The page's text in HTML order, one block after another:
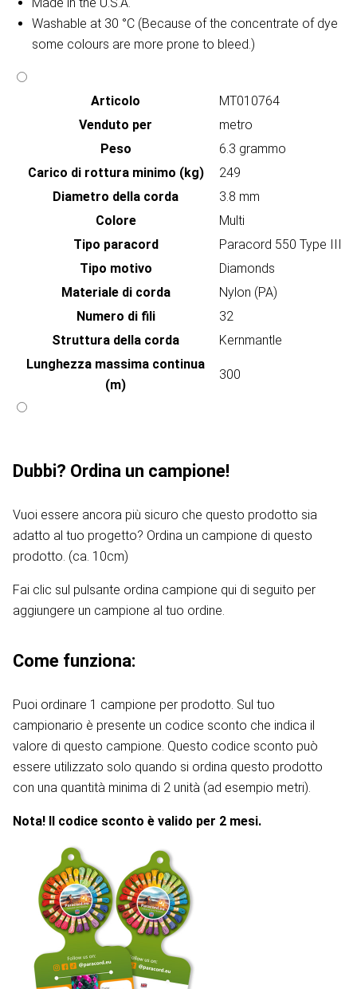
Washable at 30 °C (Because of the concentrate of dye
some colours are more prone to bleed.)
Articolo
MT010764
Venduto per
metro
Peso
6.3 grammo
Carico di rottura minimo (kg)
249
Diametro della corda
3.8 mm
Colore
Multi
Tipo paracord
Paracord 550 Type III
Tipo motivo
Diamonds
Materiale di corda
Nylon (PA)
Numero di fili
32
Struttura della corda
Kernmantle
Lunghezza massima continua
(m)
300
Dubbi? Ordina un campione!
Vuoi essere ancora più sicuro che questo prodotto sia
adatto al tuo progetto? Ordina un campione di questo
prodotto. (ca. 10cm)
Fai clic sul pulsante ordina campione qui di seguito per
aggiungere un campione al tuo ordine.
Come funziona:
Puoi ordinare 1 campione per prodotto. Sul tuo
campionario è presente un codice sconto che indica il
valore di questo campione. Questo codice sconto può
essere utilizzato solo quando si ordina questo prodotto
con una quantità minima di 2 unità (ad esempio metri).
Nota! Il codice sconto è valido per 2 mesi.